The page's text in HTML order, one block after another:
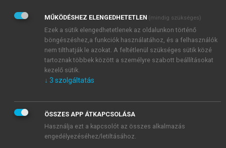
Adatkezelési tájékoztatóbanfoglaltakat tudomásul
veszem és elfogadom.
Általános vásárlási feltételeket, valamint a szotar.netés a
mersz.huoldalak licencszerződéseiben foglaltakat
tudomásul veszem és elfogadom.
KIPRÓBÁLOM
MŰKÖDÉSHEZ ELENGEDHETETLEN (mindig szükséges)
Ezek a sütik elengedhetetlenek az oldalunkon történő
böngészéshez,a funkciók használatához, és a felhasználók
nem tilthatják le azokat. A feltétlenül szükséges sütik közé
tartoznak többek között a személyre szabott beállításokat
kezelő sütik.
↓ 3 szolgáltatás
ÖSSZES APP ÁTKAPCSOLÁSA
Használja ezt a kapcsolót az összes alkalmazás
engedélyezéséhez/letiltásához.